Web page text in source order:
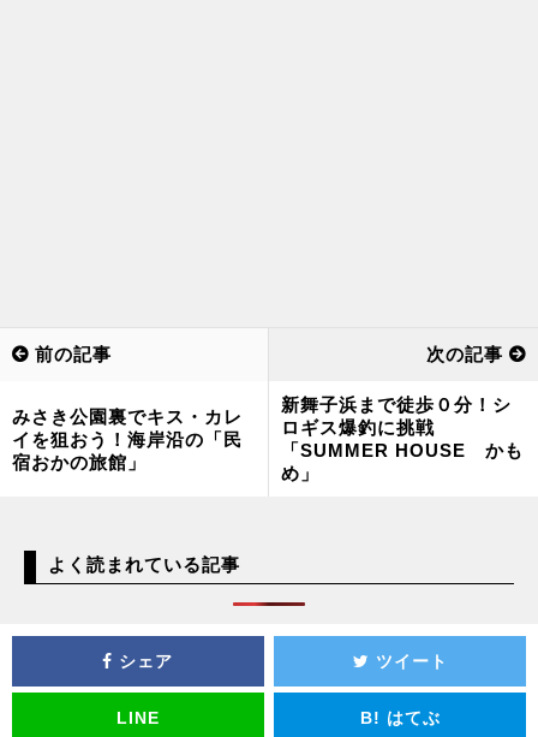
前の記事
みさき公園裏でキス・カレ
イを狙おう！海岸沿の「民
宿おかの旅館」
次の記事
新舞子浜まで徒歩０分！シ
ロギス爆釣に挑戦
「SUMMER HOUSE かも
め」
よく読まれている記事
シェア ツイート
LINE B! はてぶ